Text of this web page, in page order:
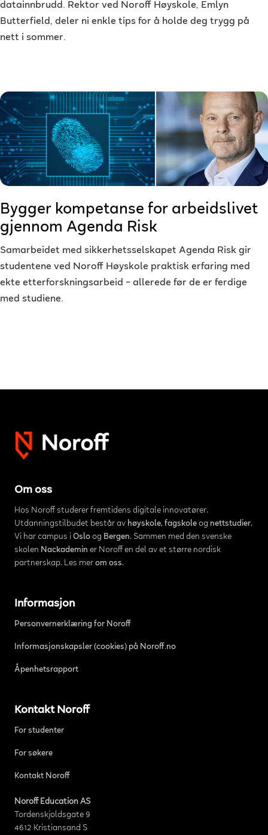
datainnbrudd. Rektor ved Noroff Høyskole, Emlyn
Butterfield, deler ni enkle tips for å holde deg trygg på
nett i sommer.
Bygger kompetanse for arbeidslivet
gjennom Agenda Risk
Samarbeidet med sikkerhetsselskapet Agenda Risk gir
studentene ved Noroff Høyskole praktisk erfaring med
ekte etterforskningsarbeid – allerede før de er ferdige
med studiene.
Om oss
Hos Noroff studerer fremtidens digitale innovatører.
Utdanningstilbudet består av høyskole, fagskoleog nettstudier.
Vi har campus i Osloog Bergen. Sammen med den svenske
skolen Nackademin er Noroff en del av et større nordisk
partnerskap. Les mer om oss.
Informasjon
Personvernerklæring for Noroff
Informasjonskapsler (cookies) på Noroff.no
Åpenhetsrapport
Kontakt Noroff
For studenter
For søkere
Kontakt Noroff
Noroff Education AS
Tordenskjoldsgate 9
4612 Kristiansand S